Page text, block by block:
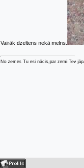
Vairāk dzeltens nekā melns.
No zemes Tu esi nācis,par zemi Tev